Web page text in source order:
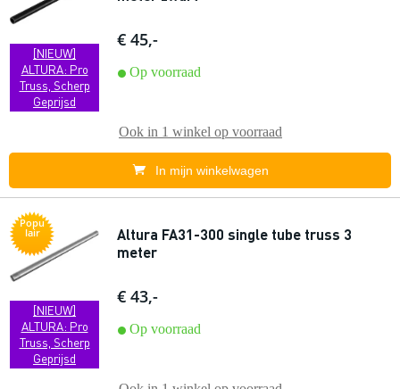
[NIEUW]
ALTURA: Pro
Truss, Scherp
Geprijsd
€ 45,-
Op voorraad
Ook in 1 winkel op voorraad
In mijn winkelwagen
Popu
lair
[NIEUW]
ALTURA: Pro
Truss, Scherp
Geprijsd
Altura FA31-300 single tube truss 3
meter
€ 43,-
Op voorraad